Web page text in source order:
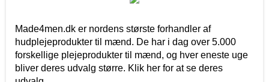
Made4men.dk er nordens største forhandler af
hudplejeprodukter til mænd. De har i dag over 5.000
forskellige plejeprodukter til mænd, og hver eneste uge
bliver deres udvalg større. Klik her for at se deres